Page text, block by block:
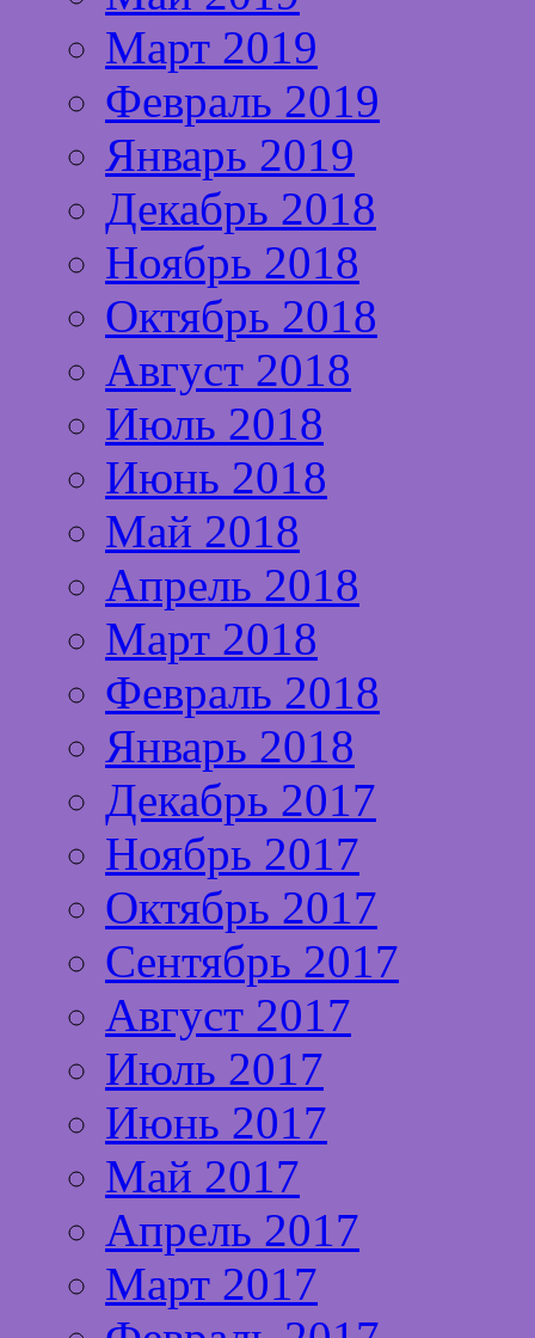
Март 2019
Февраль 2019
Январь 2019
Декабрь 2018
Ноябрь 2018
Октябрь 2018
Август 2018
Июль 2018
Июнь 2018
Май 2018
Апрель 2018
Март 2018
Февраль 2018
Январь 2018
Декабрь 2017
Ноябрь 2017
Октябрь 2017
Сентябрь 2017
Август 2017
Июль 2017
Июнь 2017
Май 2017
Апрель 2017
Март 2017